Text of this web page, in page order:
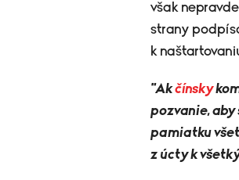
však
strany
k
"Akčínsky
pozvanie,
pamiatku
z úcty k